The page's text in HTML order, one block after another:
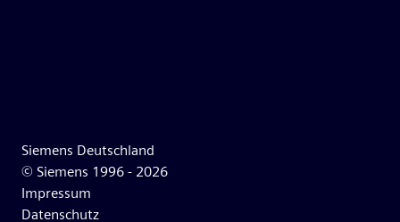
Siemens Deutschland
© Siemens 1996 - 2026
Impressum
Datenschutz